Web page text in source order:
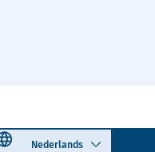
026 - 203 03 05
language